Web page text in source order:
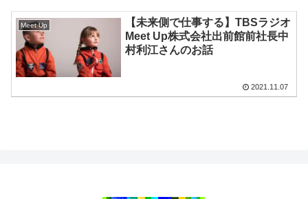
Meet Up
【未来側で仕事する】TBSラジオ
Meet Up株式会社出前館前社長中
村利江さんのお話
2021.11.07